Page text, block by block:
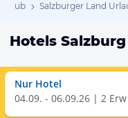
Salzburger Land
Hotels Salzburg
Nur Hotel
04.09. - 06.09.26 2